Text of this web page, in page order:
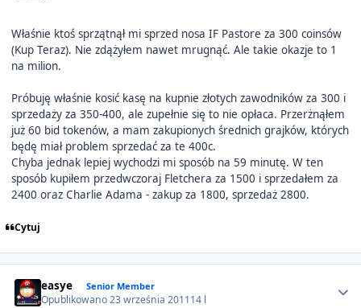
Właśnie ktoś sprzątnął mi sprzed nosa IF Pastore za 300 coinsów
(Kup Teraz). Nie zdążyłem nawet mrugnąć. Ale takie okazje to 1
na milion.
Próbuję właśnie kosić kasę na kupnie złotych zawodników za 300 i
sprzedaży za 350-400, ale zupełnie się to nie opłaca. Przerżnąłem
już 60 bid tokenów, a mam zakupionych średnich grajków, których
będę miał problem sprzedać za te 400c.
Chyba jednak lepiej wychodzi mi sposób na 59 minutę. W ten
sposób kupiłem przedwczoraj Fletchera za 1500 i sprzedałem za
2400 oraz Charlie Adama - zakup za 1800, sprzedaż 2800.
Cytuj
easye Senior Member
Opublikowano23 września 201114 l